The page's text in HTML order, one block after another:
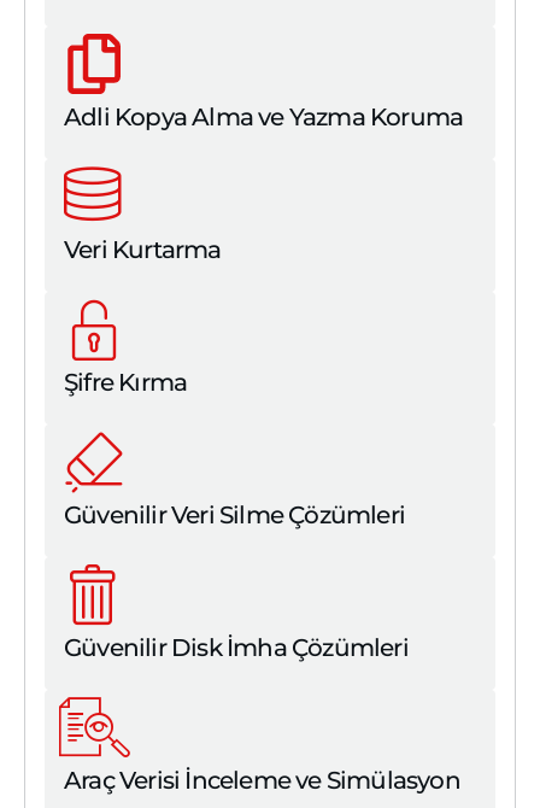
Adli Kopya Alma ve Yazma Koruma
Veri Kurtarma
Şifre Kırma
Güvenilir Veri Silme Çözümleri
Güvenilir Disk İmha Çözümleri
Araç Verisi İnceleme ve Simülasyon